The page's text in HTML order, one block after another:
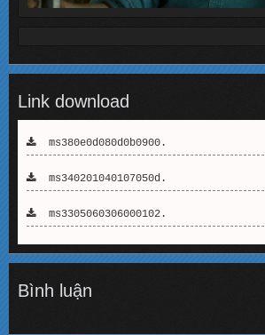
Link download
ms380e0d080d0b0900.
ms340201040107050d.
ms3305060306000102.
Bình luận